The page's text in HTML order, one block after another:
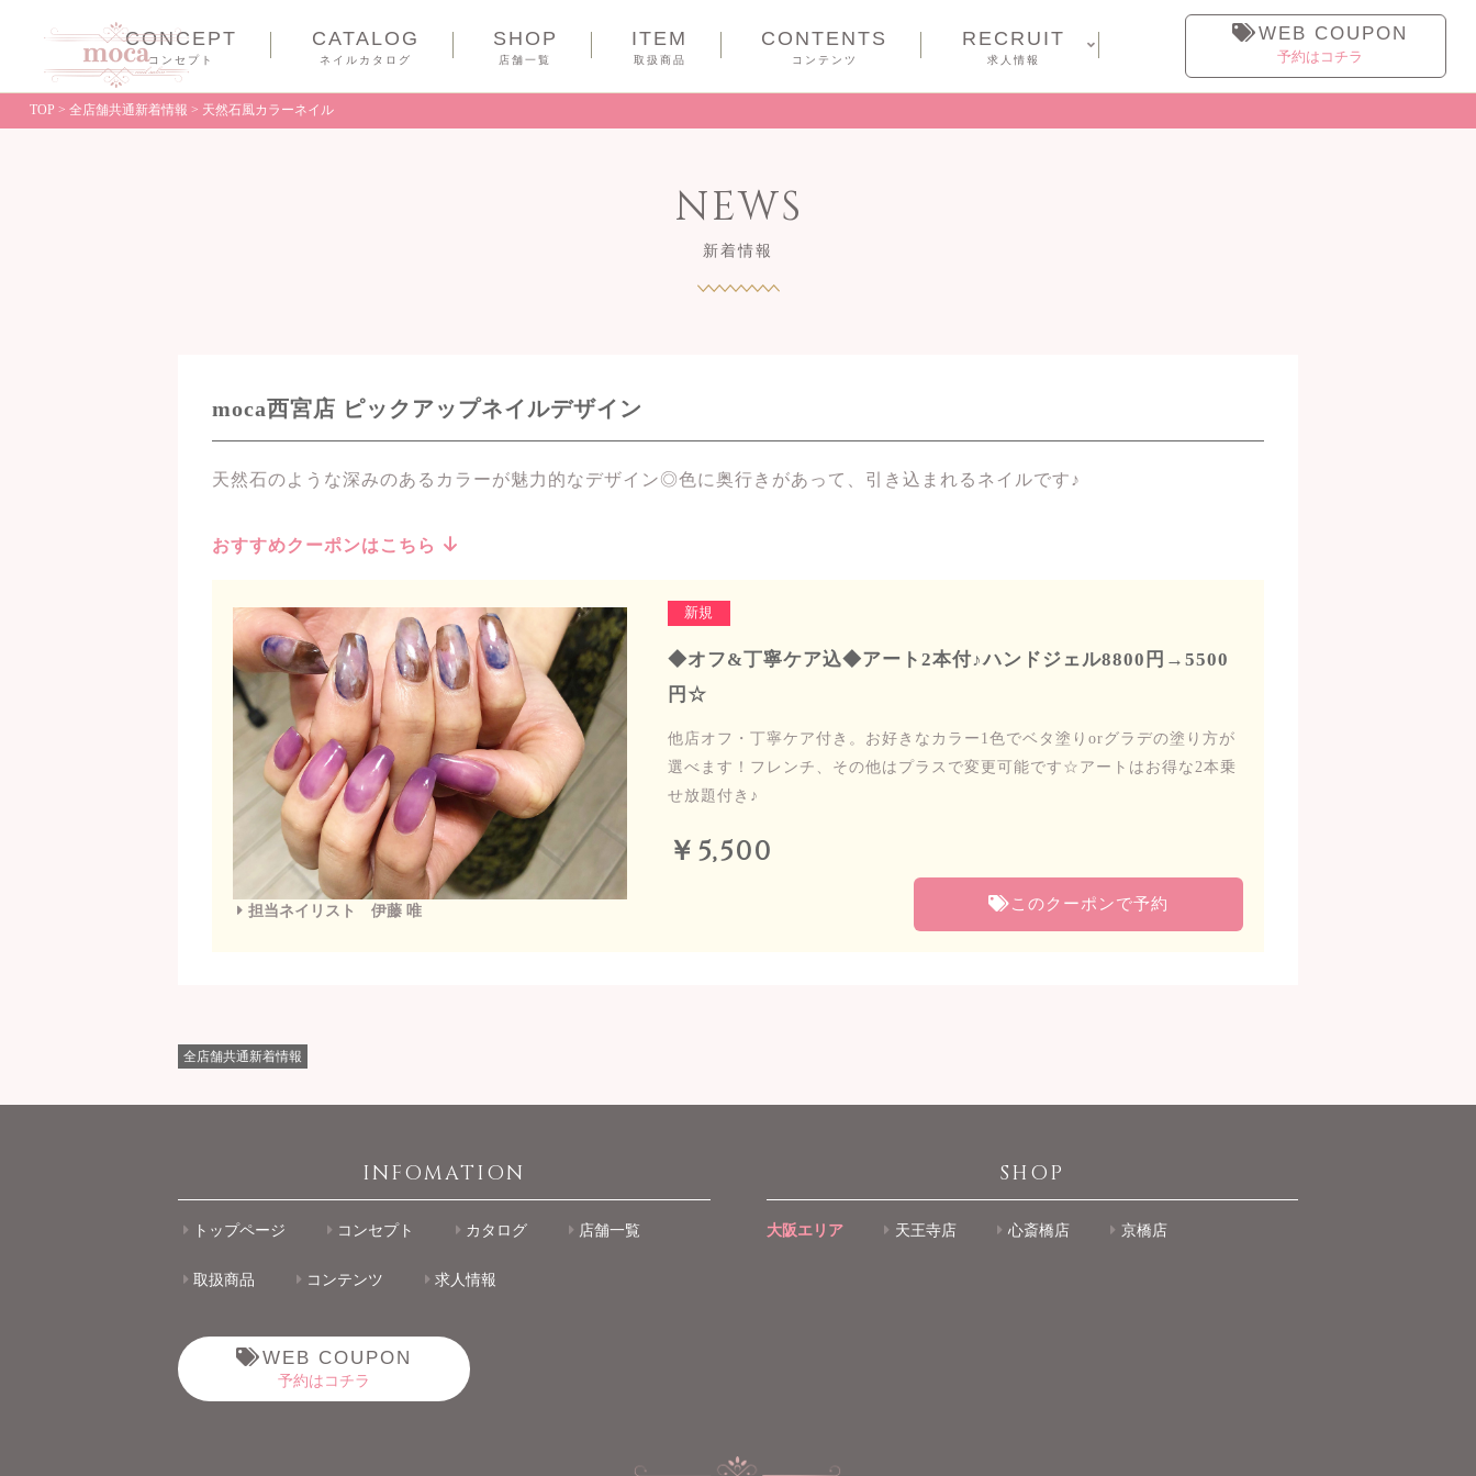
COUPON
CONCEPT
コンセプト
CATALOG
ネイルカタログ
SHOP
店舗一覧
ITEM
取扱商品
CONTENTS
コンテンツ
RECRUIT
求人情報
WEB COUPON
予約はコチラ
TOP > 全店舗共通新着情報 > 天然石風カラーネイル
NEWS
新着情報
moca西宮店 ピックアップネイルデザイン
天然石のような深みのあるカラーが魅力的なデザイン◎色に奥行きがあって、引き込まれるネイルです♪
おすすめクーポンはこちら
担当ネイリスト 伊藤 唯
新規
◆オフ&丁寧ケア込◆アート2本付♪ハンドジェル8800円→5500
円☆
他店オフ・丁寧ケア付き。お好きなカラー1色でベタ塗りorグラデの塗り方が
選べます！フレンチ、その他はプラスで変更可能です☆アートはお得な2本乗
せ放題付き♪
￥5,500
このクーポンで予約
全店舗共通新着情報
INFOMATION
トップページ コンセプト カタログ 店舗一覧
取扱商品 コンテンツ 求人情報
WEB COUPON
予約はコチラ
SHOP
大阪エリア 天王寺店 心斎橋店 京橋店